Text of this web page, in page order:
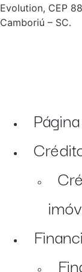
Evolution, CEP
Camboriú – SC.